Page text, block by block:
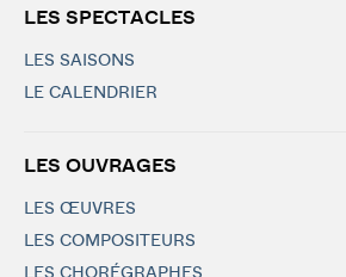
LES SPECTACLES
LES SAISONS
LE CALENDRIER
LES OUVRAGES
LES ŒUVRES
LES COMPOSITEURS
LES CHORÉGRAPHES